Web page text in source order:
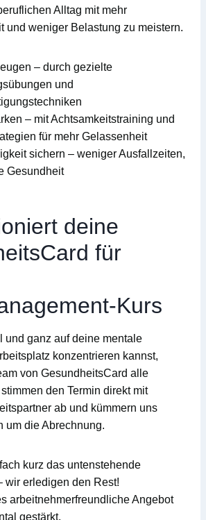
Alltag mit mehr
und weniger Belastung zu meistern.
– durch gezielte
und
– mit Achtsamkeitstraining und
für mehr Gelassenheit
sichern – weniger Ausfallzeiten,
Gesundheit
deine
für
Kurs
und ganz auf deine mentale
konzentrieren kannst,
von GesundheitsCard alle
stimmen den Termin direkt mit
ab und kümmern uns
um die Abrechnung.
kurz das untenstehende
wir erledigen den Rest!
arbeitnehmerfreundliche Angebot
gestärkt.